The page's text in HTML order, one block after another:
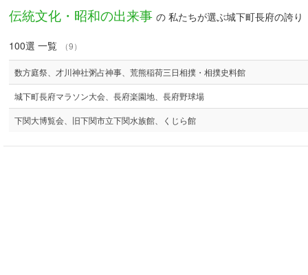
伝統文化・昭和の出来事 の 私たちが選ぶ城下町長府の誇り
100選 一覧 （9）
数方庭祭、才川神社粥占神事、荒熊稲荷三日相撲・相撲史料館
城下町長府マラソン大会、長府楽園地、長府野球場
下関大博覧会、旧下関市立下関水族館、くじら館